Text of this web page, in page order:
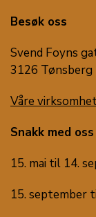
Besøk oss
Svend Foyns
3126 Tønsberg
Våre
Snakk med oss
15. mai til 14.
15. september